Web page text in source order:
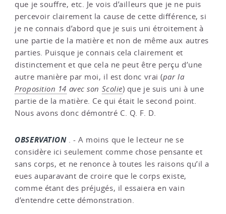
que je souffre, etc. Je vois d’ailleurs que je ne puis
percevoir clairement la cause de cette différence, si
je ne connais d’abord que je suis uni étroitement à
une partie de la matière et non de même aux autres
parties. Puisque je connais cela clairement et
distinctement et que cela ne peut être perçu d’une
autre manière par moi, il est donc vrai (par la
Proposition 14 avec son Scolie) que je suis uni à une
partie de la matière. Ce qui était le second point.
Nous avons donc démontré C. Q. F. D.
OBSERVATION . - A moins que le lecteur ne se
considère ici seulement comme chose pensante et
sans corps, et ne renonce à toutes les raisons qu’il a
eues auparavant de croire que le corps existe,
comme étant des préjugés, il essaiera en vain
d’entendre cette démonstration.